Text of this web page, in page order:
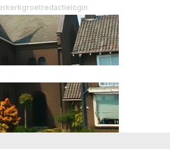
kerkgroetredactielogin